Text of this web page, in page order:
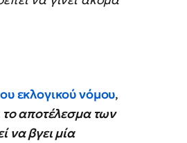
εκλογικού νόμου,
το αποτέλεσμα των
να βγει μία